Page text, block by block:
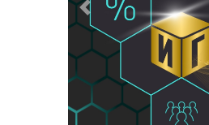
Предыдущий